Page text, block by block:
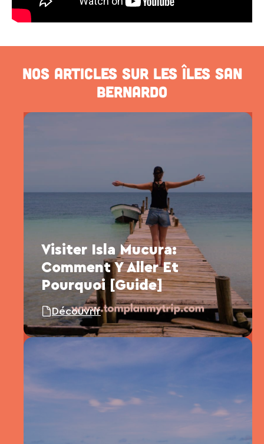
Nos articles sur les Îles San
Bernardo
Visiter Isla Mucura:
Comment Y Aller Et
Pourquoi [Guide]
Découvrir